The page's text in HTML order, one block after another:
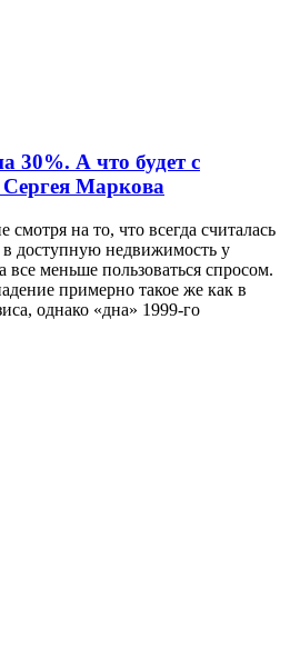
30%. А что будет с
Маркова
смотря на то, что всегда считалась
доступную недвижимость у
все меньше пользоваться спросом.
примерно такое же как в
однако «дна» 1999-го